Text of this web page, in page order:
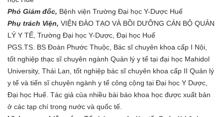
Phó Giám đốc, Bệnh viện Trường Đại học Y-Dược Huế
Phụ trách Viện, VIỆN ĐÀO TẠO VÀ BỒI DƯỠNG CÁN BỘ QUẢN
LÝ Y TẾ, Trường Đại học Y-Dược, Đại học Huế
PGS.TS. BS Đoàn Phước Thuộc, Bác sĩ chuyên khoa cấp I Nội,
tốt nghiệp thạc sĩ chuyên ngành Quản lý y tế tại đại học Mahidol
University, Thái Lan, tốt nghiệp bác sĩ chuyên khoa cấp II Quản lý
y tế và tiến sĩ chuyên ngành y tế công cộng tại Đại học Y Dược,
Đại học Huế. Tác giả của nhiều bài báo khoa học được xuất bản
ở các tạp chí trong nước và quốc tế.